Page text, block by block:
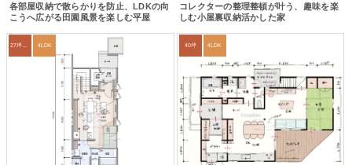
各部屋収納で散らかりを防止、LDKの向
こうへ広がる田園風景を楽しむ平屋
コレクターの整理整頓が叶う、趣味を楽
しむ小屋裏収納活かした家
4LDK 40坪 4LDK